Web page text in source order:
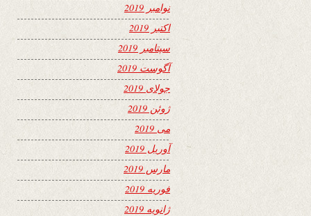
نوامبر 2019
اکتبر 2019
سپتامبر 2019
آگوست 2019
جولای 2019
ژوئن 2019
می 2019
آوریل 2019
مارس 2019
فوریه 2019
ژانویه 2019